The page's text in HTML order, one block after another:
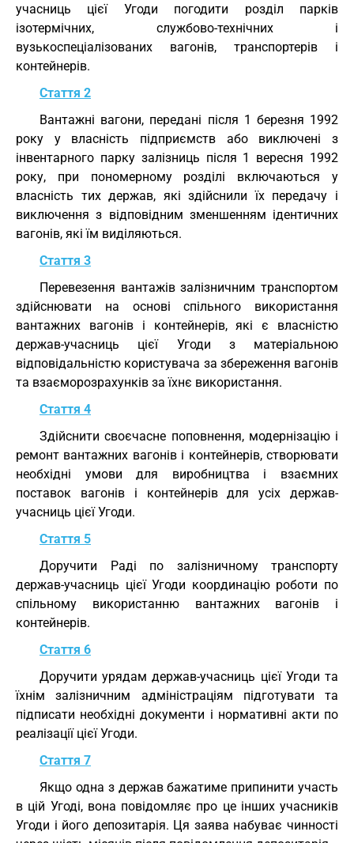
учасниць цієї Угоди погодити розділ парків
ізотермічних, службово-технічних і
вузькоспеціалізованих вагонів, транспортерів і
контейнерів.
Стаття 2
Вантажні вагони, передані після 1 березня 1992
року у власність підприємств або виключені з
інвентарного парку залізниць після 1 вересня 1992
року, при пономерному розділі включаються у
власність тих держав, які здійснили їх передачу і
виключення з відповідним зменшенням ідентичних
вагонів, які їм виділяються.
Стаття 3
Перевезення вантажів залізничним транспортом
здійснювати на основі спільного використання
вантажних вагонів і контейнерів, які є власністю
держав-учасниць цієї Угоди з матеріальною
відповідальністю користувача за збереження вагонів
та взаєморозрахунків за їхнє використання.
Стаття 4
Здійснити своєчасне поповнення, модернізацію і
ремонт вантажних вагонів і контейнерів, створювати
необхідні умови для виробництва і взаємних
поставок вагонів і контейнерів для усіх держав-
учасниць цієї Угоди.
Стаття 5
Доручити Раді по залізничному транспорту
держав-учасниць цієї Угоди координацію роботи по
спільному використанню вантажних вагонів і
контейнерів.
Стаття 6
Доручити урядам держав-учасниць цієї Угоди та
їхнім залізничним адміністраціям підготувати та
підписати необхідні документи і нормативні акти по
реалізації цієї Угоди.
Стаття 7
Якщо одна з держав бажатиме припинити участь
в цій Угоді, вона повідомляє про це інших учасників
Угоди і його депозитарія. Ця заява набуває чинності